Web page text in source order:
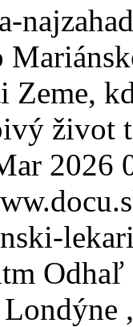
Zeme,
život
2026
Odhaľ